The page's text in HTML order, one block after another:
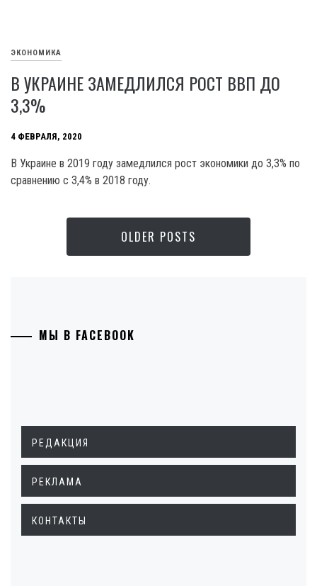
ЭКОНОМИКА
В УКРАИНЕ ЗАМЕДЛИЛСЯ РОСТ ВВП ДО
3,3%
4 ФЕВРАЛЯ, 2020
В Украине в 2019 году замедлился рост экономики до 3,3% по
сравнению с 3,4% в 2018 году.
OLDER POSTS
МЫ В FACEBOOK
РЕДАКЦИЯ
РЕКЛАМА
КОНТАКТЫ